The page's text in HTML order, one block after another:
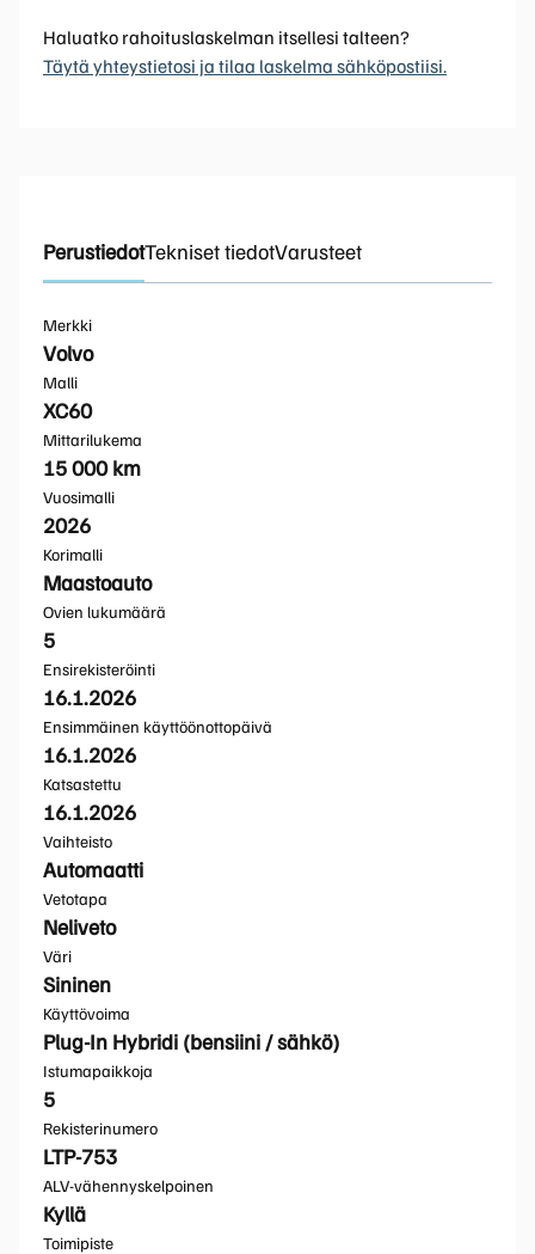
Haluatko rahoituslaskelman itsellesi talteen?
Täytä yhteystietosi ja tilaa laskelma sähköpostiisi.
PerustiedotTekniset tiedotVarusteet
Merkki
Volvo
Malli
XC60
Mittarilukema
15 000 km
Vuosimalli
2026
Korimalli
Maastoauto
Ovien lukumäärä
5
Ensirekisteröinti
16.1.2026
Ensimmäinen käyttöönottopäivä
16.1.2026
Katsastettu
16.1.2026
Vaihteisto
Automaatti
Vetotapa
Neliveto
Väri
Sininen
Käyttövoima
Plug-In Hybridi (bensiini / sähkö)
Istumapaikkoja
5
Rekisterinumero
LTP-753
ALV-vähennyskelpoinen
Kyllä
Toimipiste